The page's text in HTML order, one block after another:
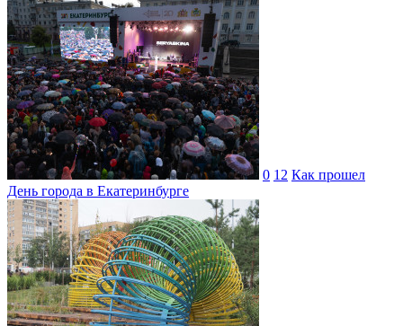
0 12 Как прошел
День города в Екатеринбурге